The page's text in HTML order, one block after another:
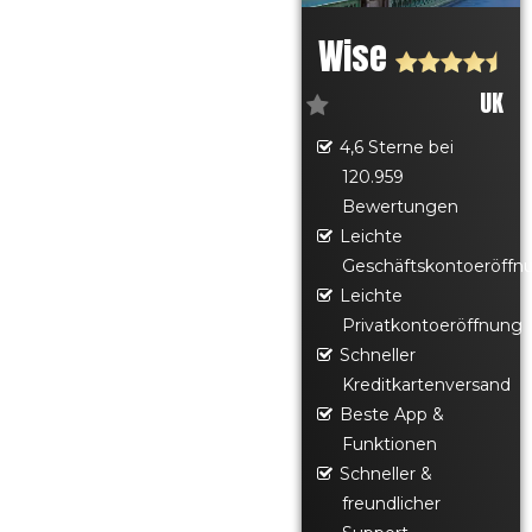
Wise
UK
4,6 Sterne bei
120.959
Bewertungen
Leichte
Leichte
Privatkontoeröffnung
Schneller
Kreditkartenversand
Beste App &
Funktionen
Schneller &
freundlicher